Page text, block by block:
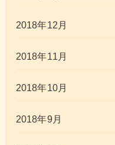
2018年12月
2018年11月
2018年10月
2018年9月